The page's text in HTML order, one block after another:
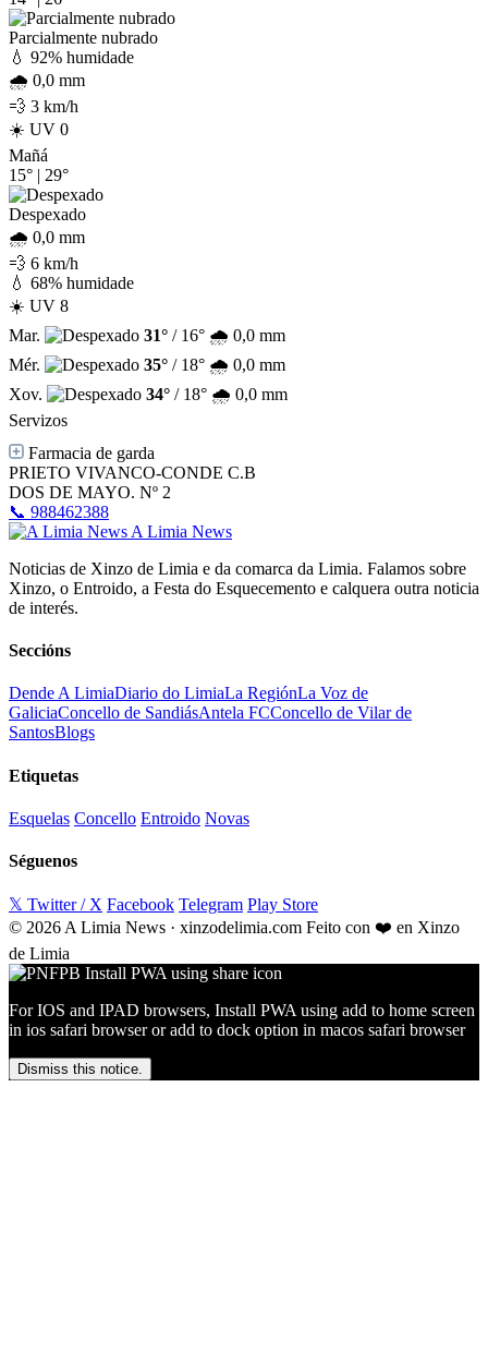
Parcialmente nubrado
💧 92% humidade
🌧️ 0,0 mm
💨 3 km/h
☀️ UV 0
Mañá
15° | 29°
Despexado
🌧️ 0,0 mm
💨 6 km/h
💧 68% humidade
☀️ UV 8
Mar.
31° / 16° 🌧️ 0,0 mm
Mér.
35° / 18° 🌧️ 0,0 mm
Xov.
34° / 18° 🌧️ 0,0 mm
Servizos
Farmacia de garda
PRIETO VIVANCO-CONDE C.B
DOS DE MAYO. Nº 2
📞 988462388
A Limia News
Noticias de Xinzo de Limia e da comarca da Limia. Falamos sobre
Xinzo, o Entroido, a Festa do Esquecemento e calquera outra noticia
de interés.
Seccións
Dende A LimiaDiario do LimiaLa RegiónLa Voz de
GaliciaConcello de SandiásAntela FCConcello de Vilar de
SantosBlogs
Etiquetas
Esquelas Concello Entroido Novas
Séguenos
𝕏 Twitter / X Facebook Telegram Play Store
© 2026 A Limia News · xinzodelimia.com Feito con ❤️ en Xinzo
de Limia
For IOS and IPAD browsers, Install PWA using add to home screen
in ios safari browser or add to dock option in macos safari browser
Dismiss this notice.